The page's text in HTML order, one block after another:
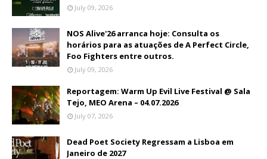
July 09, 2026
NOS Alive'26 arranca hoje: Consulta os
horários para as atuações de A Perfect Circle,
Foo Fighters entre outros.
July 09, 2026
Reportagem: Warm Up Evil Live Festival @ Sala
Tejo, MEO Arena – 04.07.2026
July 07, 2026
Dead Poet Society Regressam a Lisboa em
Janeiro de 2027